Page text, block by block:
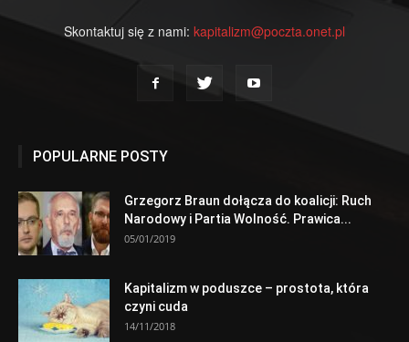
Skontaktuj się z nami: kapitalizm@poczta.onet.pl
POPULARNE POSTY
Grzegorz Braun dołącza do koalicji: Ruch
Narodowy i Partia Wolność. Prawica...
05/01/2019
Kapitalizm w poduszce – prostota, która
czyni cuda
14/11/2018